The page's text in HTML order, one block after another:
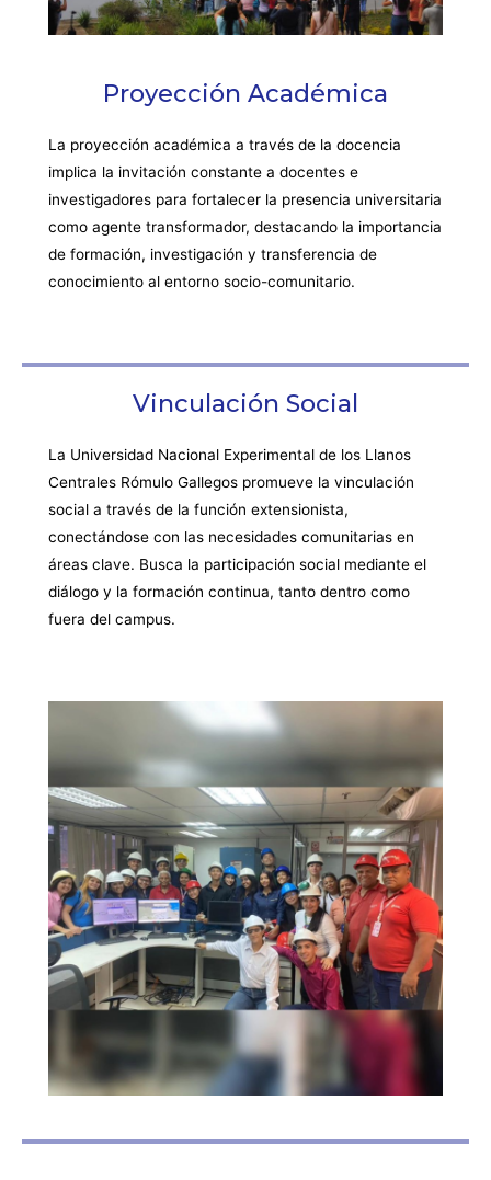
Proyección Académica
La proyección académica a través de la docencia
implica la invitación constante a docentes e
investigadores para fortalecer la presencia universitaria
como agente transformador, destacando la importancia
de formación, investigación y transferencia de
conocimiento al entorno socio-comunitario.
Vinculación Social
La Universidad Nacional Experimental de los Llanos
Centrales Rómulo Gallegos promueve la vinculación
social a través de la función extensionista,
conectándose con las necesidades comunitarias en
áreas clave. Busca la participación social mediante el
diálogo y la formación continua, tanto dentro como
fuera del campus.